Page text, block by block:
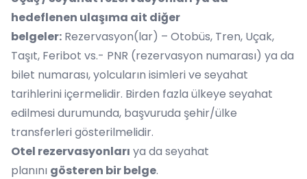
hedeflenen ulaşıma ait diğer
belgeler: Rezervasyon(lar) – Otobüs, Tren, Uçak,
Taşıt, Feribot vs.- PNR (rezervasyon numarası) ya da
bilet numarası, yolcuların isimleri ve seyahat
tarihlerini içermelidir. Birden fazla ülkeye seyahat
edilmesi durumunda, başvuruda şehir/ülke
transferleri gösterilmelidir.
Otel rezervasyonları ya da seyahat
planını gösteren bir belge.